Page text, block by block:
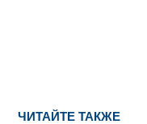
ЧИТАЙТЕ ТАКЖЕ